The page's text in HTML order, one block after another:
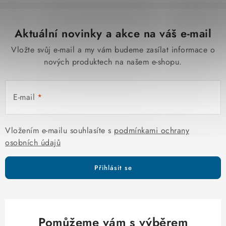
Aktuální novinky a akce na váš e-mail
Vložte svůj e-mail a my vám budeme zasílat informace o
nových produktech na našem e-shopu.
E-mail
Vložením e-mailu souhlasíte s podmínkami ochrany
osobních údajů
Přihlásit se
Pomůžeme vám s výběrem